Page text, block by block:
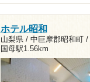
ホテル昭和
山梨県 / 中巨摩郡昭和町 /
国母駅1.56km